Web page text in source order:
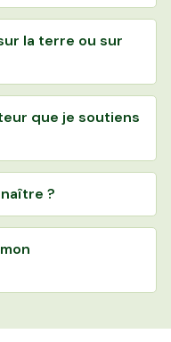
la terre ou sur
que je soutiens
?